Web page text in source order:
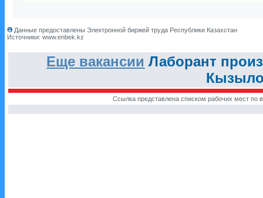
Данные предоставлены Электронной биржей труда Республики Казахстан
Источники: www.enbek.kz
Еще вакансии Лаборант
Ссылка представлена списком рабочих мест по